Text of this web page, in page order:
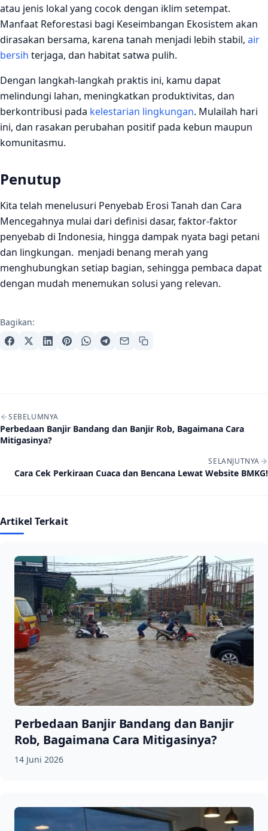
atau jenis lokal yang cocok dengan iklim setempat.
Manfaat Reforestasi bagi Keseimbangan Ekosistem akan
dirasakan bersama, karena tanah menjadi lebih stabil, air
bersih terjaga, dan habitat satwa pulih.
Dengan langkah‑langkah praktis ini, kamu dapat
melindungi lahan, meningkatkan produktivitas, dan
berkontribusi pada kelestarian lingkungan. Mulailah hari
ini, dan rasakan perubahan positif pada kebun maupun
komunitasmu.
Penutup
Kita telah menelusuri Penyebab Erosi Tanah dan Cara
Mencegahnya mulai dari definisi dasar, faktor‑faktor
penyebab di Indonesia, hingga dampak nyata bagi petani
dan lingkungan. menjadi benang merah yang
menghubungkan setiap bagian, sehingga pembaca dapat
dengan mudah menemukan solusi yang relevan.
Bagikan:
Navigasi artikel
SEBELUMNYA
Perbedaan Banjir Bandang dan Banjir Rob, Bagaimana Cara
Mitigasinya?
SELANJUTNYA
Cara Cek Perkiraan Cuaca dan Bencana Lewat Website BMKG!
Artikel Terkait
Perbedaan Banjir Bandang dan Banjir
Rob, Bagaimana Cara Mitigasinya?
14 Juni 2026